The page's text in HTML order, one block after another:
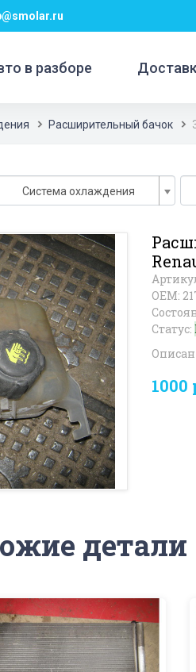
в разборе
Расширительный бачок
Система охлаждения
OEM:
Статус:
1000
детали